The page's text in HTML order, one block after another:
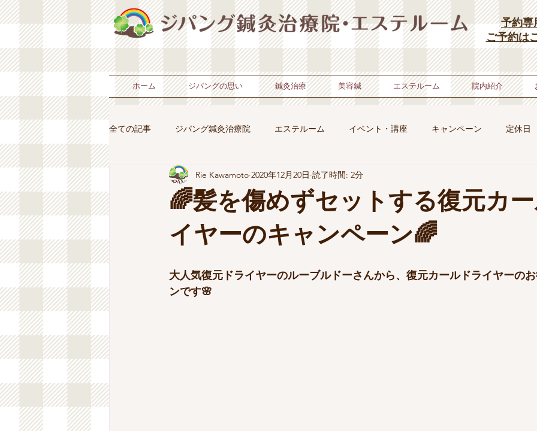
予約専
ご予約は
ホーム ジパングの思い 鍼灸治療 美容鍼 エステルーム 院内紹介
全ての記事 ジパング鍼灸治療院 エステルーム イベント・講座 キャンペーン 定休日
ジパング鍼灸治療院 ジパング エステルーム イベント・講演会
院長ブログ〜東洋医学で世界変える〜
Untitled Category シナリー化粧品
🌈髪を傷めずセットする復元カ
イヤーのキャンペーン🌈
Rie Kawamoto 2020年12月20日 読了時間: 2分
大人気復元ドライヤーのルーブルドーさんから、復元カールドライヤーの
ンです🌸